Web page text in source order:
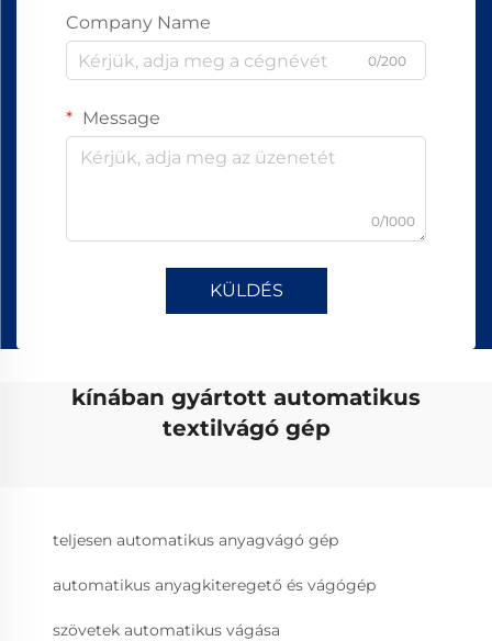
Company Name
0/200
Message
0/1000
KÜLDÉS
kínában gyártott automatikus
textilvágó gép
teljesen automatikus anyagvágó gép
automatikus anyagkiteregető és vágógép
szövetek automatikus vágása